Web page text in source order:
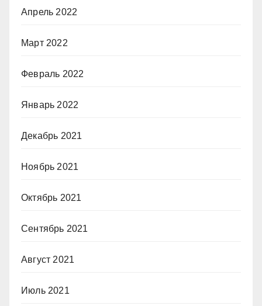
Апрель 2022
Март 2022
Февраль 2022
Январь 2022
Декабрь 2021
Ноябрь 2021
Октябрь 2021
Сентябрь 2021
Август 2021
Июль 2021